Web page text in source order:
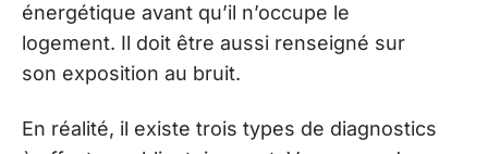
énergétique avant qu’il n’occupe le
logement. Il doit être aussi renseigné sur
son exposition au bruit.
En réalité, il existe trois types de diagnostics